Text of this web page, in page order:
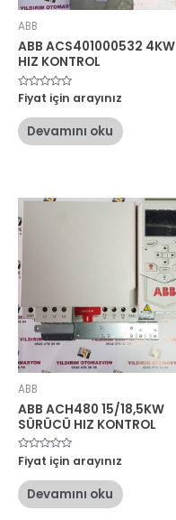
ABB
ABB ACS401000532 4KW
HIZ KONTROL
5
üzerinden
oy
aldı
Fiyat için arayınız
Devamını oku
ABB
ABB ACH480 15/18,5KW
SÜRÜCÜ HIZ KONTROL
5
üzerinden
oy
aldı
Fiyat için arayınız
Devamını oku